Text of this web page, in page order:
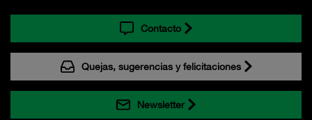
Contacto
Quejas, sugerencias y felicitaciones
Newsletter